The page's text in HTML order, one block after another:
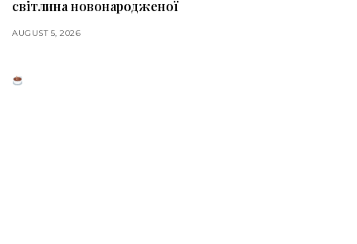
світлина новонародженої
AUGUST 5, 2026